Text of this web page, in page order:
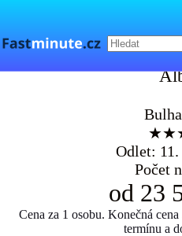
Odlet:
Počet
od 23
Cena za 1 osobu. Konečná
termínu a